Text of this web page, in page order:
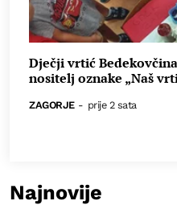
Dječji vrtić
nositelj oznake „Naš
ZAGORJE - prije 2 sata
Najnovije